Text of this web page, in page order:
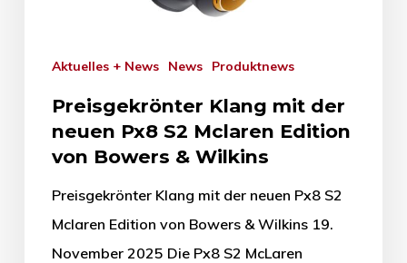
Aktuelles + News News Produktnews
Preisgekrönter Klang mit der
neuen Px8 S2 Mclaren Edition
von Bowers & Wilkins
Preisgekrönter Klang mit der neuen Px8 S2
Mclaren Edition von Bowers & Wilkins 19.
November 2025 Die Px8 S2 McLaren